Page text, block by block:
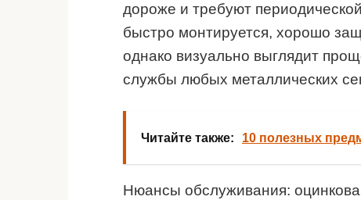
дороже и требуют
быстро монтируется, хорошо
однако визуально выглядит
службы любых металлических
Читайте также: 10 полезных
Нюансы обслуживания: